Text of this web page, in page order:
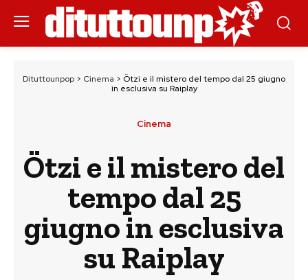
Dituttounpop > Cinema > Ötzi e il mistero del tempo dal 25 giugno
in esclusiva su Raiplay
Cinema
Ötzi e il mistero del
tempo dal 25
giugno in esclusiva
su Raiplay